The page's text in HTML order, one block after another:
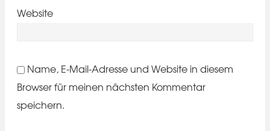
Website
Name, E-Mail-Adresse und Website in diesem
Browser für meinen nächsten Kommentar
speichern.